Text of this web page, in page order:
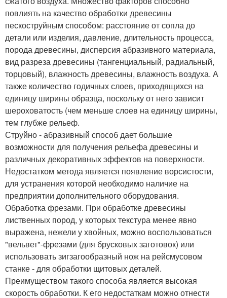
повлиять на качество обработки древесины
пескоструйным способом: расстояние от сопла до
детали или изделия, давление, длительность процесса,
порода древесины, дисперсия абразивного материала,
вид разреза древесины (тангенциальный, радиальный,
торцовый), влажность древесины, влажность воздуха. А
также количество годичных слоев, приходящихся на
единицу ширины образца, поскольку от него зависит
шероховатость (чем меньше слоев на единицу ширины,
тем глубже рельеф.
Струйно - абразивный способ дает большие
возможности для получения рельефа древесины и
различных декоративных эффектов на поверхности.
Недостатком метода является появление ворсистости,
для устранения которой необходимо наличие на
предприятии дополнительного оборудования.
Обработка фрезами. При обработке древесины
лиственных пород, у которых текстура менее явно
выражена, нежели у хвойных, можно воспользоваться
"вельвет"-фрезами (для брусковых заготовок) или
использовать зигзагообразный нож на рейсмусовом
станке - для обработки щитовых деталей.
Преимуществом такого способа является высокая
скорость обработки. К его недостаткам можно отнести